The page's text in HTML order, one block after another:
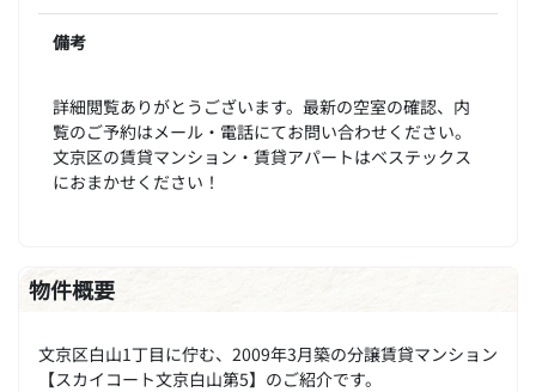
備考
詳細閲覧ありがとうございます。最新の空室の確認、内
覧のご予約はメール・電話にてお問い合わせください。
文京区の賃貸マンション・賃貸アパートはベステックス
におまかせください！
物件概要
文京区白山1丁目に佇む、2009年3月築の分譲賃貸マンション
【スカイコート文京白山第5】のご紹介です。